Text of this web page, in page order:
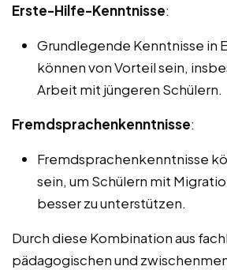
Erste-Hilfe-Kenntnisse:
Grundlegende Kenntnisse in
können von Vorteil sein,
Arbeit mit jüngeren Schülern.
Fremdsprachenkenntnisse:
Fremdsprachenkenntnisse
sein, um Schülern mit
besser zu unterstützen.
Durch diese Kombination aus
pädagogischen und